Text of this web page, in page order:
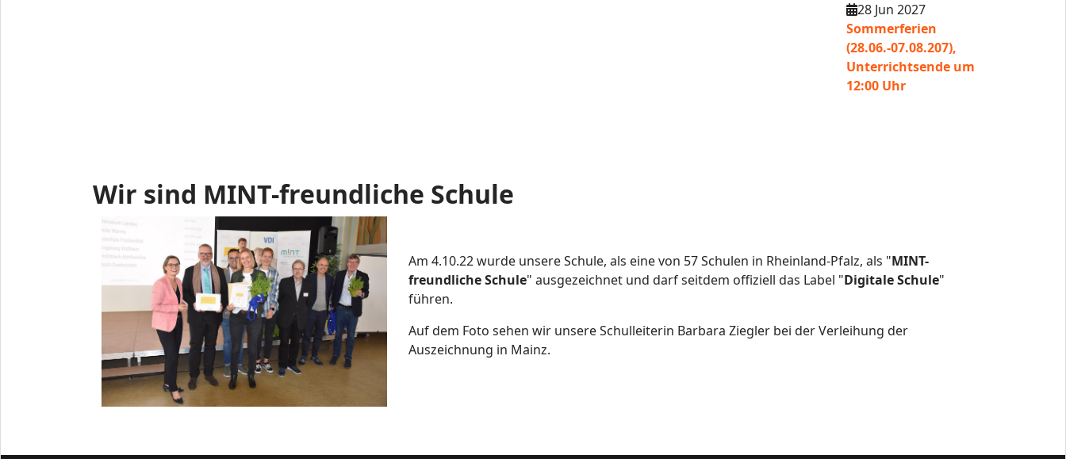
28 Jun 2027
Sommerferien
(28.06.-07.08.207),
Unterrichtsende um
12:00 Uhr
Wir sind MINT-freundliche Schule
Am 4.10.22 wurde unsere Schule, als eine von 57 Schulen in Rheinland-Pfalz, als "MINT-
freundliche Schule" ausgezeichnet und darf seitdem offiziell das Label "Digitale Schule"
führen.
Auf dem Foto sehen wir unsere Schulleiterin Barbara Ziegler bei der Verleihung der
Auszeichnung in Mainz.